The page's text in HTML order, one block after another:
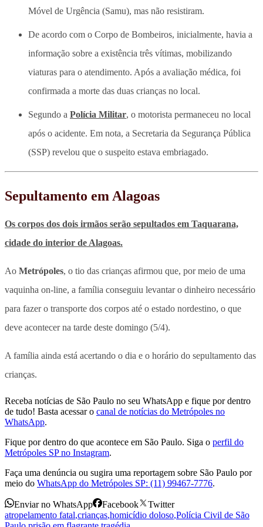
Móvel de Urgência (Samu), mas não resistiram.
De acordo com o Corpo de Bombeiros, inicialmente, havia a
informação sobre a existência três vítimas, mobilizando
viaturas para o atendimento. Após a avaliação médica, foi
confirmada a morte das duas crianças no local.
Segundo a Polícia Militar, o motorista permaneceu no local
após o acidente. Em nota, a Secretaria da Segurança Pública
(SSP) revelou que o suspeito estava embriagado.
Sepultamento em Alagoas
Os corpos dos dois irmãos serão sepultados em Taquarana,
cidade do interior de Alagoas.
Ao Metrópoles, o tio das crianças afirmou que, por meio de uma
vaquinha on-line, a família conseguiu levantar o dinheiro necessário
para fazer o transporte dos corpos até o estado nordestino, o que
deve acontecer na tarde deste domingo (5/4).
A família ainda está acertando o dia e o horário do sepultamento das
crianças.
Receba notícias de São Paulo no seu WhatsApp e fique por dentro
de tudo! Basta acessar o canal de notícias do Metrópoles no
WhatsApp.
Fique por dentro do que acontece em São Paulo. Siga o perfil do
Metrópoles SP no Instagram.
Faça uma denúncia ou sugira uma reportagem sobre São Paulo por
meio do WhatsApp do Metrópoles SP: (11) 99467-7776.
Enviar no WhatsApp Facebook
Twitter
atropelamento fatal,crianças,homicídio doloso,Polícia Civil de São